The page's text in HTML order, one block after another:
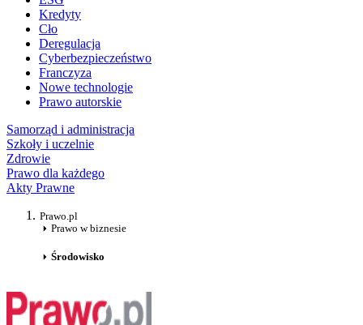
Kredyty
Cło
Deregulacja
Cyberbezpieczeństwo
Franczyza
Nowe technologie
Prawo autorskie
Samorząd i administracja
Szkoły i uczelnie
Zdrowie
Prawo dla każdego
Akty Prawne
Prawo.pl
Prawo w biznesie
Środowisko